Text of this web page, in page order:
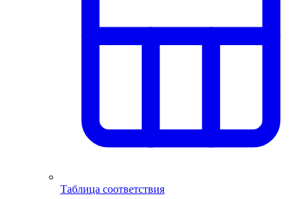
Таблица соответствия